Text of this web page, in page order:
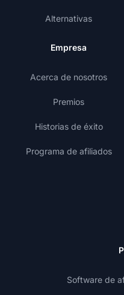
Alternativas
Empresa
Acerca de nosotros
Premios
Historias de éxito
Programa de afiliados
Software de